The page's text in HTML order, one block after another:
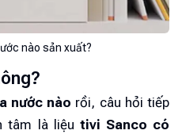
nào sản xuất?
nước nào rồi, câu hỏi tiếp
tâm là liệu tivi Sanco có